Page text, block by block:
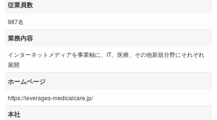
従業員数
987名
業務内容
インターネットメディアを事業軸に、IT、医療、その他新規分野にそれぞれ
展開
ホームページ
https://leverages-medicalcare.jp/
本社